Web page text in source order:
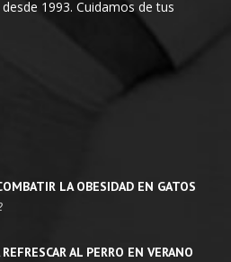
1993. Cuidamos de tus
LA OBESIDAD EN GATOS
AL PERRO EN VERANO